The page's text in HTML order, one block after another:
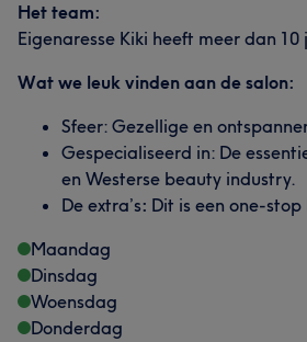
Het team:
Eigenaresse Kiki heeft meer dan
Wat we leuk vinden aan de salon:
Sfeer: Gezellige en
Gespecialiseerd in: De
en Westerse beauty industry.
De extra’s: Dit is een one-
Maandag
Dinsdag
Woensdag
Donderdag